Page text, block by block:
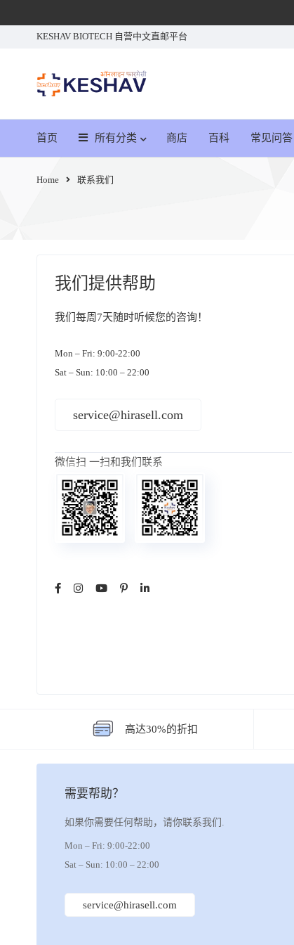
KESHAV BIOTECH 自营中文直邮平台
首页 所有分类 商店 百科 常见问答
Home 联系我们
我们提供帮助
我们每周7天随时听候您的咨询！
Mon – Fri: 9:00-22:00
Sat – Sun: 10:00 – 22:00
service@hirasell.com
微信扫 一扫和我们联系
高达30%的折扣
需要帮助？
如果你需要任何帮助，请你联系我们.
Mon – Fri: 9:00-22:00
Sat – Sun: 10:00 – 22:00
service@hirasell.com